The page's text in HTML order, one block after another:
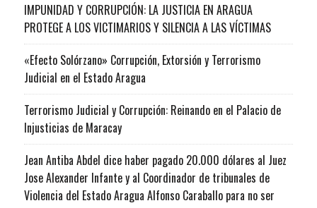
IMPUNIDAD Y CORRUPCIÓN: LA JUSTICIA EN ARAGUA
PROTEGE A LOS VICTIMARIOS Y SILENCIA A LAS VÍCTIMAS
«Efecto Solórzano» Corrupción, Extorsión y Terrorismo
Judicial en el Estado Aragua
Terrorismo Judicial y Corrupción: Reinando en el Palacio de
Injusticias de Maracay
Jean Antiba Abdel dice haber pagado 20.000 dólares al Juez
Jose Alexander Infante y al Coordinador de tribunales de
Violencia del Estado Aragua Alfonso Caraballo para no ser